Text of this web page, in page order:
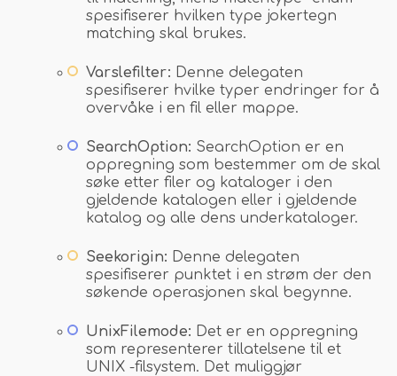
spesifiserer hvilken type jokertegn
matching skal brukes.
Varslefilter: Denne delegaten
spesifiserer hvilke typer endringer for å
overvåke i en fil eller mappe.
SearchOption: SearchOption er en
oppregning som bestemmer om de skal
søke etter filer og kataloger i den
gjeldende katalogen eller i gjeldende
katalog og alle dens underkataloger.
Seekorigin: Denne delegaten
spesifiserer punktet i en strøm der den
søkende operasjonen skal begynne.
UnixFilemode: Det er en oppregning
som representerer tillatelsene til et
UNIX -filsystem. Det muliggjør